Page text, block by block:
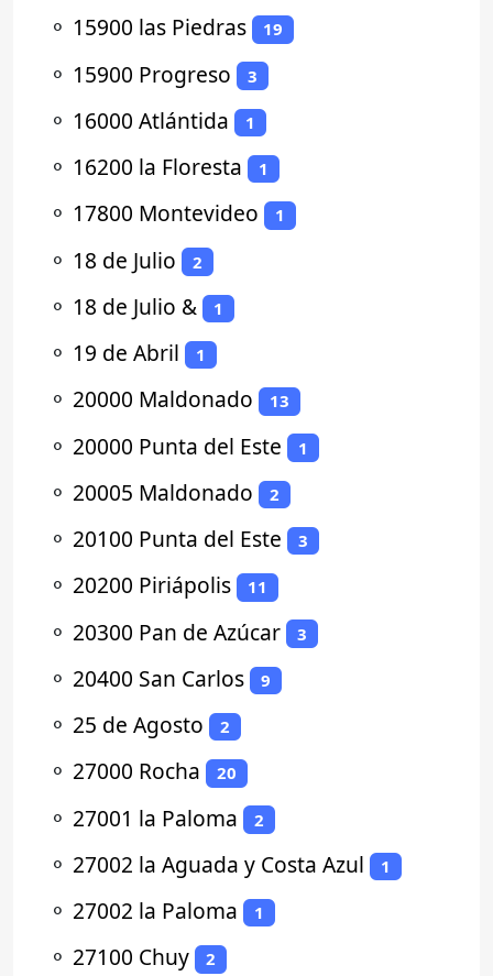
⚬ 15900 las Piedras 19
⚬ 15900 Progreso 3
⚬ 16000 Atlántida 1
⚬ 16200 la Floresta 1
⚬ 17800 Montevideo 1
⚬ 18 de Julio 2
⚬ 18 de Julio & 1
⚬ 19 de Abril 1
⚬ 20000 Maldonado 13
⚬ 20000 Punta del Este 1
⚬ 20005 Maldonado 2
⚬ 20100 Punta del Este 3
⚬ 20200 Piriápolis 11
⚬ 20300 Pan de Azúcar 3
⚬ 20400 San Carlos 9
⚬ 25 de Agosto 2
⚬ 27000 Rocha 20
⚬ 27001 la Paloma 2
⚬ 27002 la Aguada y Costa Azul 1
⚬ 27002 la Paloma 1
⚬ 27100 Chuy 2